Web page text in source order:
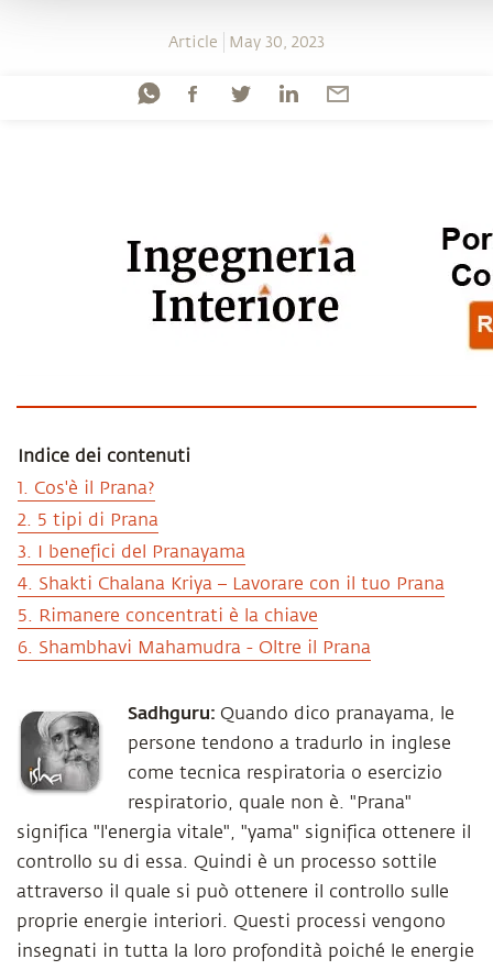
Article May 30, 2023
Indice dei contenuti
1. Cos'è il Prana?
2. 5 tipi di Prana
3. I benefici del Pranayama
4. Shakti Chalana Kriya – Lavorare con il tuo Prana
5. Rimanere concentrati è la chiave
6. Shambhavi Mahamudra - Oltre il Prana
Sadhguru: Quando dico pranayama, le
persone tendono a tradurlo in inglese
come tecnica respiratoria o esercizio
respiratorio, quale non è. "Prana"
significa "l'energia vitale", "yama" significa ottenere il
controllo su di essa. Quindi è un processo sottile
attraverso il quale si può ottenere il controllo sulle
proprie energie interiori. Questi processi vengono
insegnati in tutta la loro profondità poiché le energie